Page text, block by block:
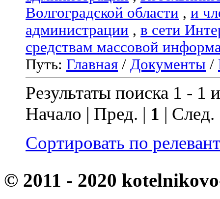
Волгоградской области , и
администрации , в сети
средствам массовой
Путь: Главная / Документы /
Результаты поиска 1 - 1
Начало | Пред. | 1 |
Сортировать по
© 2011 - 2020